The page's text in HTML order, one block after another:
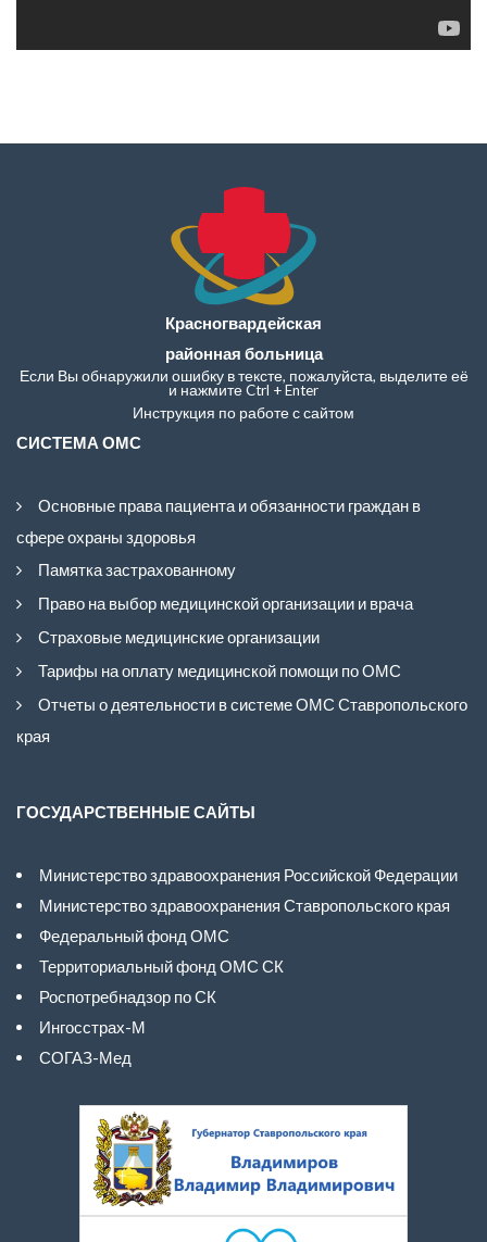
Красногвардейская
районная больница
Если Вы обнаружили ошибку в тексте, пожалуйста, выделите её
и нажмите Ctrl + Enter
Инструкция по работе с сайтом
СИСТЕМА ОМС
Основные права пациента и обязанности граждан в
сфере охраны здоровья
Памятка застрахованному
Право на выбор медицинской организации и врача
Страховые медицинские организации
Тарифы на оплату медицинской помощи по ОМС
Отчеты о деятельности в системе ОМС Ставропольского
края
ГОСУДАРСТВЕННЫЕ САЙТЫ
Министерство здравоохранения Российской Федерации
Министерство здравоохранения Ставропольского края
Федеральный фонд ОМС
Территориальный фонд ОМС СК
Роспотребнадзор по СК
Ингосстрах-М
СОГАЗ-Мед